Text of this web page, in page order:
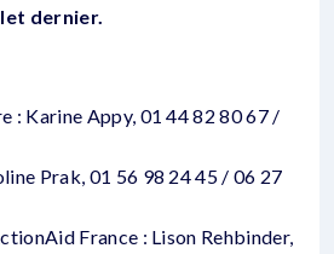
dernier.
: Karine Appy, 01 44 82 80 67 /
Prak, 01 56 98 24 45 / 06 27
France : Lison Rehbinder,